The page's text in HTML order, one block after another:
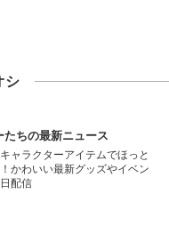
シ
たちの最新ニュース
ャラクターアイテムでほっと
かわいい最新グッズやイベン
配信